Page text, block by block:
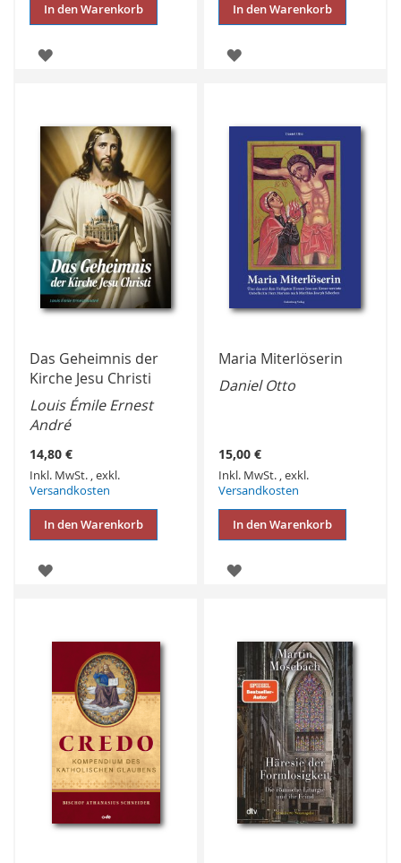
In den Warenkorb
ZUR
In den Warenkorb
ZUR
Das Geheimnis der
Kirche Jesu Christi
Louis Émile Ernest
André
14,80 €
Inkl. MwSt. ,exkl.
Versandkosten
In den Warenkorb
ZUR
Maria Miterlöserin
Daniel Otto
15,00 €
Inkl. MwSt. ,exkl.
Versandkosten
In den Warenkorb
ZUR